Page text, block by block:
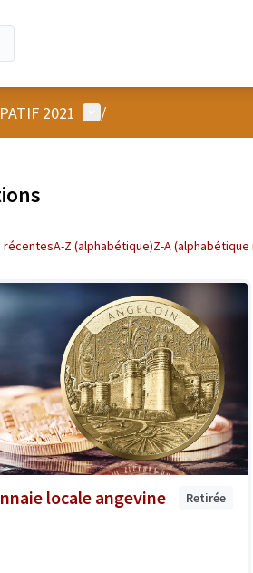
2021 Menu utilisateur
/
récentesA-Z (alphabétique)Z-A
locale angevine Retirée